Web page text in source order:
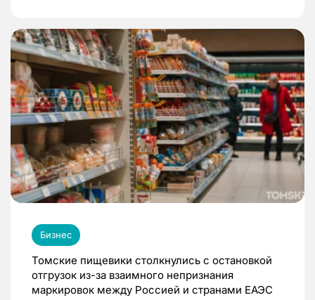
Бизнес
Томские пищевики столкнулись с остановкой
отгрузок из-за взаимного непризнания
маркировок между Россией и странами ЕАЭС